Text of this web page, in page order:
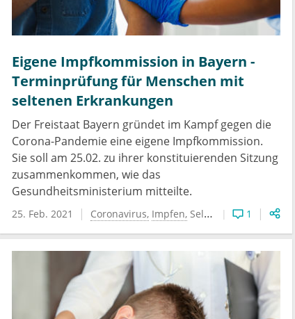
Eigene Impfkommission in Bayern -
Terminprüfung für Menschen mit
seltenen Erkrankungen
Der Freistaat Bayern gründet im Kampf gegen die
Corona-Pandemie eine eigene Impfkommission.
Sie soll am 25.02. zu ihrer konstituierenden Sitzung
zusammenkommen, wie das
Gesundheitsministerium mitteilte.
25. Feb. 2021 Coronavirus Impfen Seltene Krankheiten 1